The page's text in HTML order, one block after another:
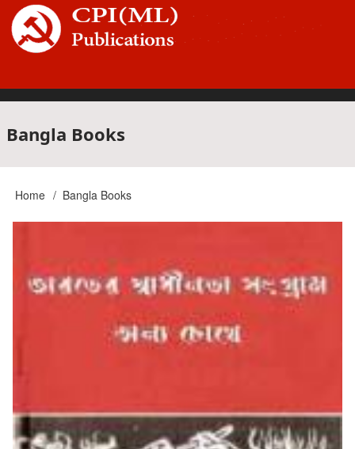
Skip
main
Main
navigation
Bangla Books
Breadcrumb
Home Bangla Books